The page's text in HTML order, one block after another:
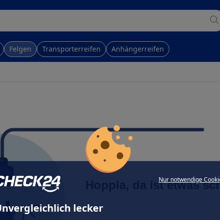
Nur notwendige
lecker
Felgen Transporterreifen Anhängerreifen
Hoppla, da ist etwas